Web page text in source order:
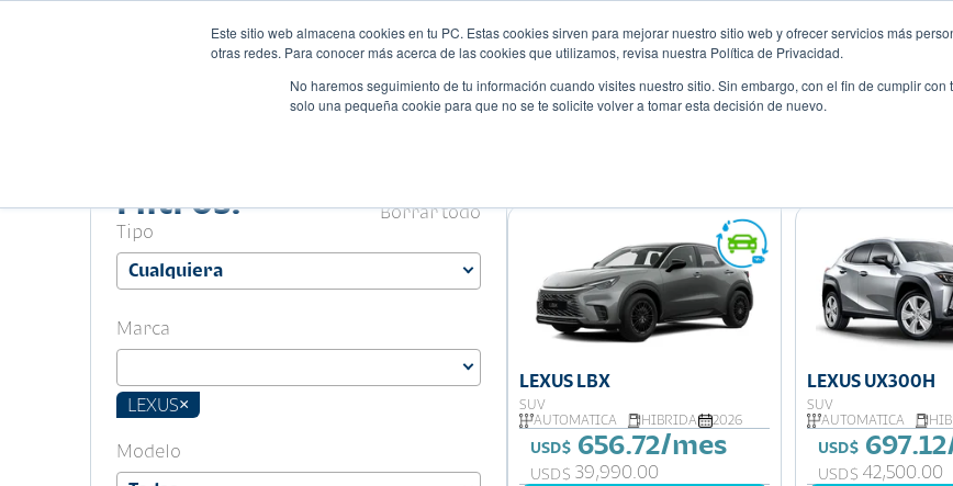
Este sitio web almacena cookies en tu PC. Estas cookies sirven para mejorar nuestro sitio web y ofrecer servicios más
otras redes. Para conocer más acerca de las cookies que utilizamos, revisa nuestra Política de Privacidad.
No haremos seguimiento de tu información cuando visites nuestro sitio. Sin embargo, con el fin de cumplir
solo una pequeña cookie para que no se te solicite volver a tomar esta decisión de nuevo.
Autos Comparador Promociones Blog Eventos
Filtros.
Borrar todo
Tipo
Marca
LEXUS×
Modelo
LEXUS LBX
SUV
AUTOMATICA
HIBRIDA 2026
USD$ 656.72/mes
USD$ 39,990.00
LEXUS UX300H
SUV
AUTOMATICA
USD$
USD$ 42,500.00